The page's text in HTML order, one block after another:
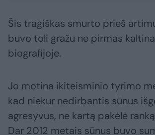
Šis tragiškas smurto prieš
buvo toli gražu ne pirmas
biografijoje.
Jo motina ikiteisminio tyrimo
kad niekur nedirbantis sūnus
agresyvus, ne kartą pakėlė
Dar 2012 metais sūnus buvo